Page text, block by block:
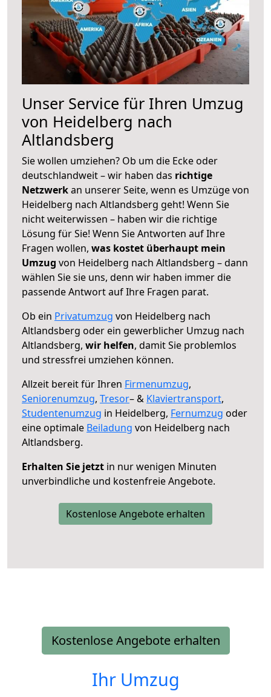
Unser Service für Ihren Umzug
von Heidelberg nach
Altlandsberg
Sie wollen umziehen? Ob um die Ecke oder
deutschlandweit – wir haben das richtige
Netzwerkan unserer Seite, wenn es Umzüge von
Heidelberg nach Altlandsberg geht! Wenn Sie
nicht weiterwissen – haben wir die richtige
Lösung für Sie! Wenn Sie Antworten auf Ihre
Fragen wollen, was kostet überhaupt mein
Umzug von Heidelberg nach Altlandsberg – dann
wählen Sie sie uns, denn wir haben immer die
passende Antwort auf Ihre Fragen parat.
Ob ein Privatumzug von Heidelberg nach
Altlandsberg oder ein gewerblicher Umzug nach
Altlandsberg, wir helfen, damit Sie problemlos
und stressfrei umziehen können.
Allzeit bereit für Ihren Firmenumzug,
Seniorenumzug, Tresor– & Klaviertransport,
Studentenumzug in Heidelberg, Fernumzug oder
eine optimale Beiladung von Heidelberg nach
Altlandsberg.
Erhalten Sie jetzt in nur wenigen Minuten
unverbindliche und kostenfreie Angebote.
Kostenlose Angebote erhalten
Kostenlose Angebote erhalten
Ihr Umzug